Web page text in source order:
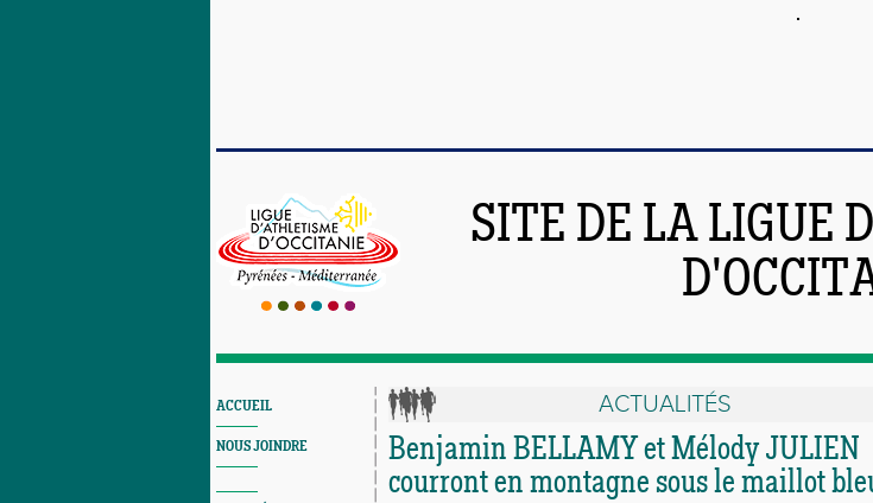
SITE DE LA LIGUE
ACCUEIL
NOUS JOINDRE
ACTUALITÉS
Benjamin BELLAMY et Mélody JULIEN
courront en montagne sous le maillot